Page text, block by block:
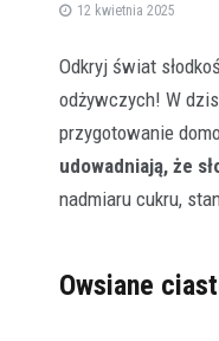
12 kwietnia 2025
Odkryj świat
odżywczych! W
przygotowanie
udowadniają, że
nadmiaru cukru,
Owsiane